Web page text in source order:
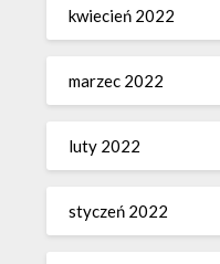
kwiecień 2022
marzec 2022
luty 2022
styczeń 2022